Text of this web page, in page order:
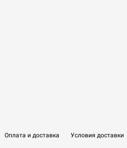
Оплата и доставка Условия доставки